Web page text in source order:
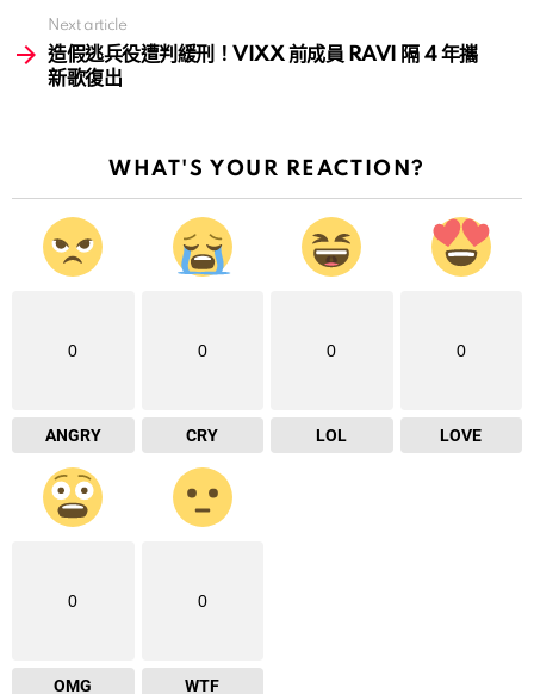
Next article
造假逃兵役遭判緩刑！VIXX 前成員 RAVI 隔 4 年攜
新歌復出
WHAT'S YOUR REACTION?
0
ANGRY
0
CRY
0
LOL
0
LOVE
0
OMG
0
WTF